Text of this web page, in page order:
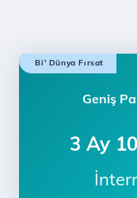
Bi' Dünya Fırsat
Geniş
3 Ay